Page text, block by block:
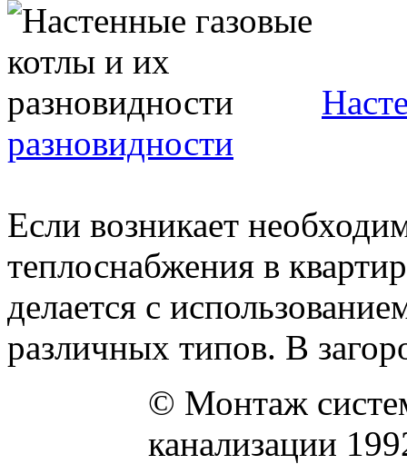
разновидности
Если возникает
теплоснабжения в
делается с
различных типов. В
© Монтаж
канализации